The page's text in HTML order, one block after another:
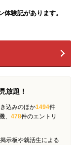
体験記があります。
放題！
込みのほか1494件
、 478件のエントリ
示板や就活生による